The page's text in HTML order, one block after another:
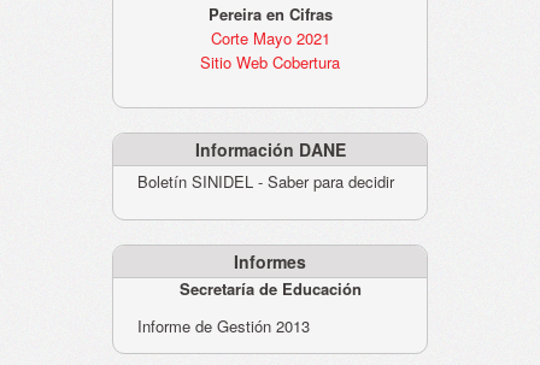
Pereira en Cifras
Corte Mayo 2021
Sitio Web Cobertura
Información DANE
Boletín SINIDEL - Saber para decidir
Informes
Secretaría de Educación
Informe de Gestión 2013